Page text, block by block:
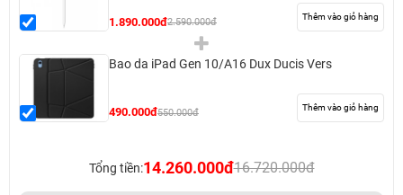
1.890.000đ2.590.000đ Thêm vào giỏ hàng
Bao da iPad Gen 10/A16 Dux Ducis Vers
490.000đ550.000đ Thêm vào giỏ hàng
Tổng tiền:14.260.000đ16.720.000đ